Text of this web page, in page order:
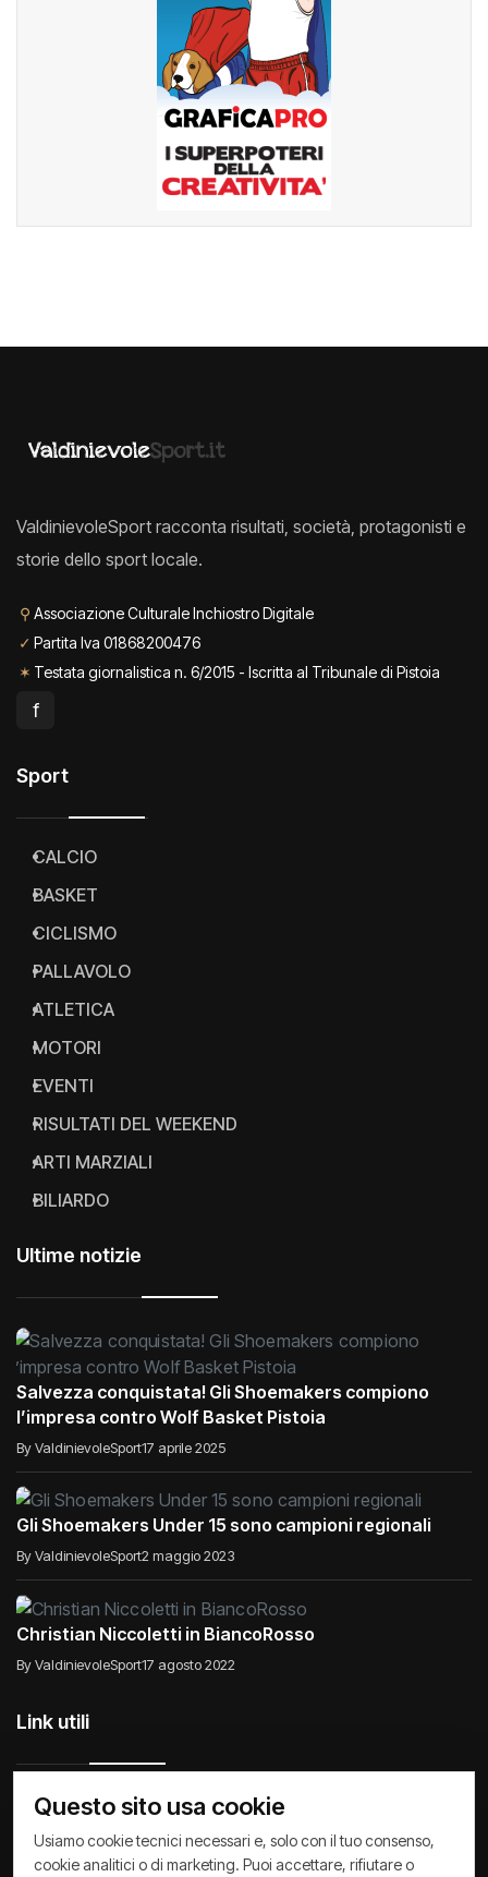
ValdinievoleSport racconta risultati, società, protagonisti e
storie dello sport locale.
⚲ Associazione Culturale Inchiostro Digitale
✓ Partita Iva 01868200476
✶ Testata giornalistica n. 6/2015 - Iscritta al Tribunale di Pistoia
f
Sport
CALCIO
BASKET
CICLISMO
PALLAVOLO
ATLETICA
MOTORI
EVENTI
RISULTATI DEL WEEKEND
ARTI MARZIALI
BILIARDO
Ultime notizie
Salvezza conquistata! Gli Shoemakers compiono
l’impresa contro Wolf Basket Pistoia
By ValdinievoleSport17 aprile 2025
Gli Shoemakers Under 15 sono campioni regionali
By ValdinievoleSport2 maggio 2023
Christian Niccoletti in BiancoRosso
By ValdinievoleSport17 agosto 2022
Link utili
Raccontiamo di Noi Comunicati Società
Privacy Policy Cookie Policy Archivio News
Questo sito usa cookie
Usiamo cookie tecnici necessari e, solo con il tuo consenso,
cookie analitici o di marketing. Puoi accettare, rifiutare o